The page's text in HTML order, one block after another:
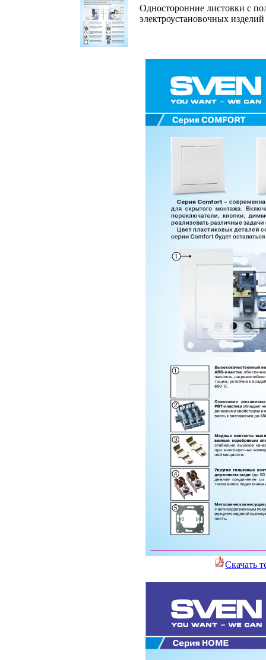
Односторонние листовки с
электроустановочных изделий
Скачать